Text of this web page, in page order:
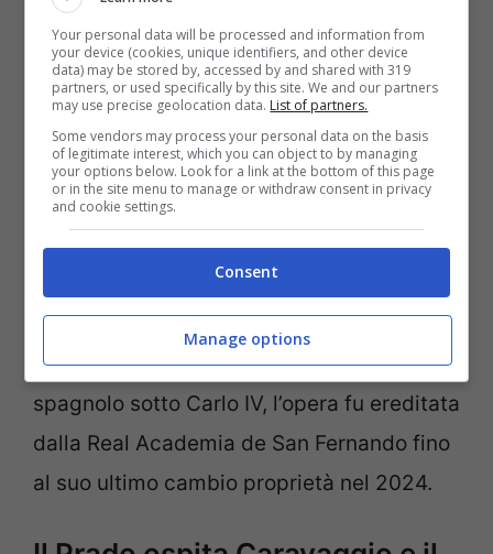
tanto ricca quanto complessa.
Documentata dettagliatamente dal Prado
e da Colnaghi, si ritiene che il dipinto sia
entrato a far parte della collezione privata
di Filippo IV di Spagna nel 1664 ed
esposto successivamente
nell’appartamento reale fino all’inizio del
XVIII secolo. Dopo varie vicissitudini e
passaggi tra illustri collezionisti, tra cui
Manuel Godoy segretario dello Stato
spagnolo sotto Carlo IV, l’opera fu ereditata
dalla Real Academia de San Fernando fino
al suo ultimo cambio proprietà nel 2024.
Your personal data will be processed and information from
your device (cookies, unique identifiers, and other device
data) may be stored by, accessed by and shared with 319
partners, or used specifically by this site. We and our partners
may use precise geolocation data. List of partners.
Some vendors may process your personal data on the basis
of legitimate interest, which you can object to by managing
your options below. Look for a link at the bottom of this page
or in the site menu to manage or withdraw consent in privacy
and cookie settings.
Consent
Manage options